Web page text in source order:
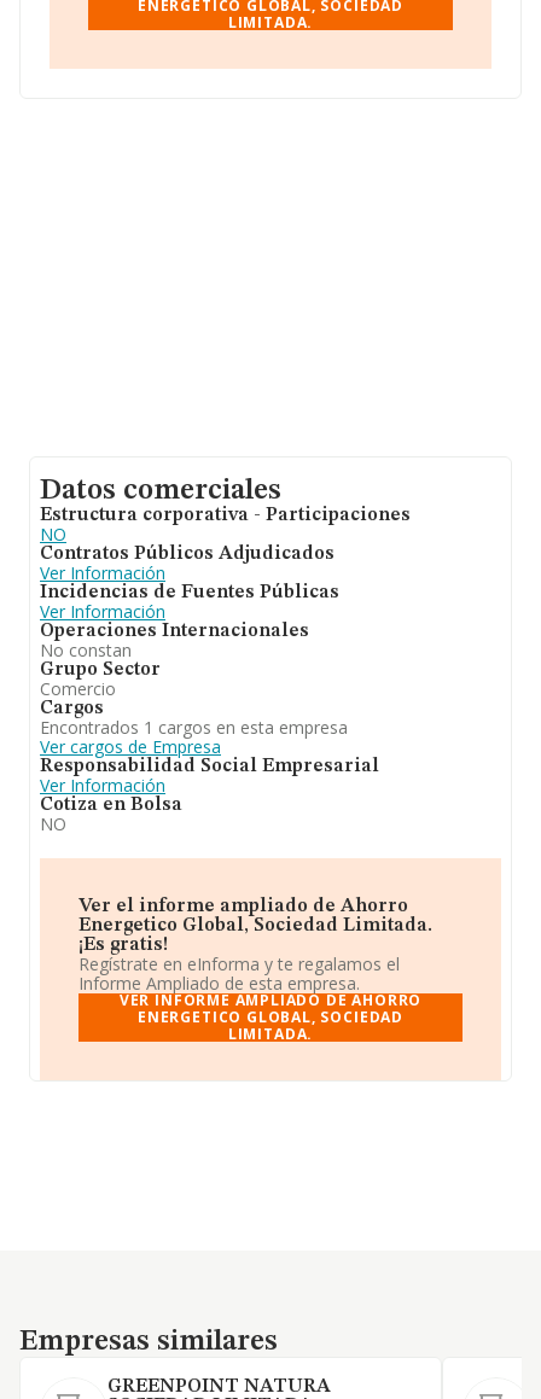
La sociedadAhorro Energetico Global, Sociedad
Pinatar núm. 16 Piso 1 B, (30730), en el municipio de
ENERGETICO GLOBAL, SOCIEDAD
LIMITADA.
Datos comerciales
Estructura corporativa - Participaciones
NO
Contratos Públicos Adjudicados
Ver Información
Incidencias de Fuentes Públicas
Ver Información
Operaciones Internacionales
No constan
Grupo Sector
Comercio
Cargos
Encontrados 1 cargos en esta empresa
Ver cargos de Empresa
Responsabilidad Social Empresarial
Ver Información
Cotiza en Bolsa
NO
Ver el informe ampliado de Ahorro
Energetico Global, Sociedad Limitada.
¡Es gratis!
Regístrate en eInforma y te regalamos el
Informe Ampliado de esta empresa.
VER INFORME AMPLIADO DE AHORRO
ENERGETICO GLOBAL, SOCIEDAD
LIMITADA.
Empresas similares
Empresas similares
GREENPOINT NATURA